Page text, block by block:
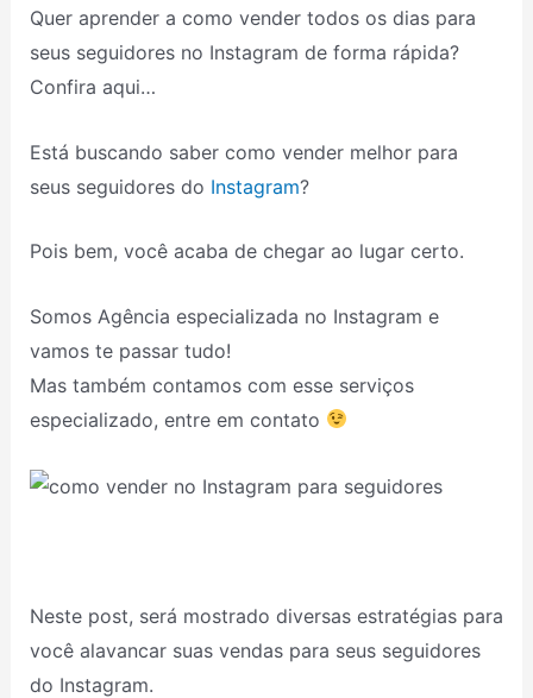
Quer aprender a como vender todos os dias para
seus seguidores no Instagram de forma rápida?
Confira aqui…
Está buscando saber como vender melhor para
seus seguidores do Instagram?
Pois bem, você acaba de chegar ao lugar certo.
Somos Agência especializada no Instagram e
vamos te passar tudo!
Mas também contamos com esse serviços
especializado, entre em contato
Neste post, será mostrado diversas estratégias para
você alavancar suas vendas para seus seguidores
do Instagram.